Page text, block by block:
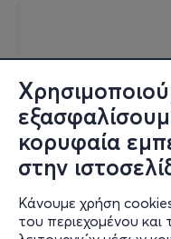
κορυφαία
στην
Κάνουμε χρήση
του περιεχομένου